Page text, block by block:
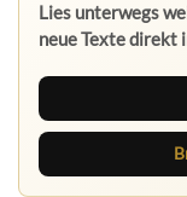
Lies unterwegs
neue Texte direkt